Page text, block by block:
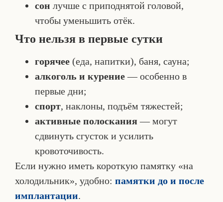
сон лучше с приподнятой головой,
чтобы уменьшить отёк.
Что нельзя в первые сутки
горячее (еда, напитки), баня, сауна;
алкоголь и курение— особенно в
первые дни;
спорт, наклоны, подъём тяжестей;
активные полоскания— могут
сдвинуть сгусток и усилить
кровоточивость.
Если нужно иметь короткую памятку «на
холодильник», удобно: памятки до и после
имплантации.